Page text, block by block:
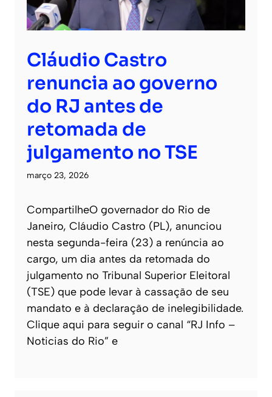
Cláudio Castro
renuncia ao governo
do RJ antes de
retomada de
julgamento no TSE
março 23, 2026
CompartilheO governador do Rio de
Janeiro, Cláudio Castro (PL), anunciou
nesta segunda-feira (23) a renúncia ao
cargo, um dia antes da retomada do
julgamento no Tribunal Superior Eleitoral
(TSE) que pode levar à cassação de seu
mandato e à declaração de inelegibilidade.
Clique aqui para seguir o canal “RJ Info –
Noticias do Rio” e